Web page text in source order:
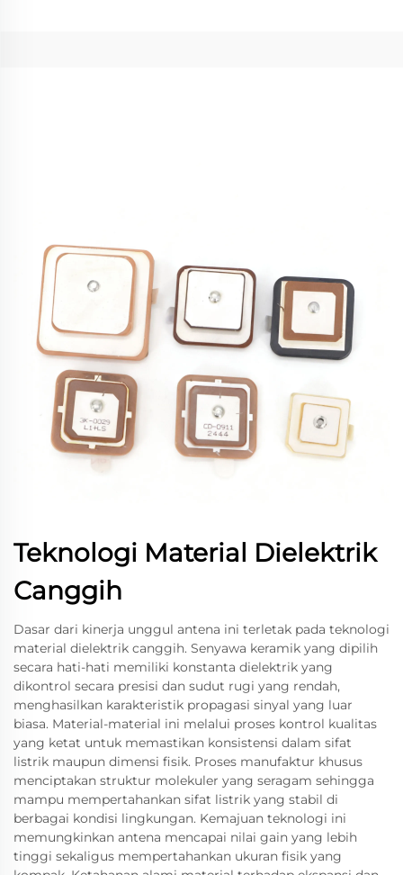
Teknologi Material Dielektrik
Canggih
Dasar dari kinerja unggul antena ini terletak pada teknologi
material dielektrik canggih. Senyawa keramik yang dipilih
secara hati-hati memiliki konstanta dielektrik yang
dikontrol secara presisi dan sudut rugi yang rendah,
menghasilkan karakteristik propagasi sinyal yang luar
biasa. Material-material ini melalui proses kontrol kualitas
yang ketat untuk memastikan konsistensi dalam sifat
listrik maupun dimensi fisik. Proses manufaktur khusus
menciptakan struktur molekuler yang seragam sehingga
mampu mempertahankan sifat listrik yang stabil di
berbagai kondisi lingkungan. Kemajuan teknologi ini
memungkinkan antena mencapai nilai gain yang lebih
tinggi sekaligus mempertahankan ukuran fisik yang